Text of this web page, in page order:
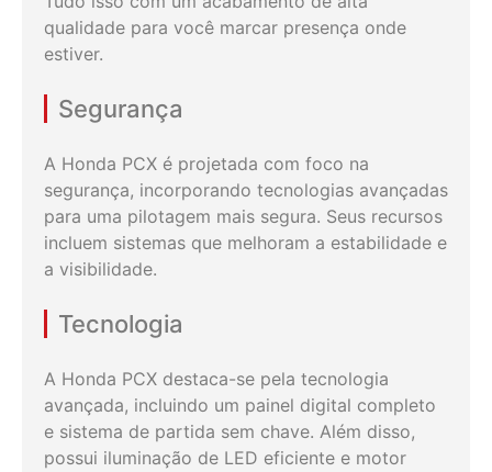
qualidade para você marcar presença onde
estiver.
Segurança
A Honda PCX é projetada com foco na
segurança, incorporando tecnologias avançadas
para uma pilotagem mais segura. Seus recursos
incluem sistemas que melhoram a estabilidade e
a visibilidade.
Tecnologia
A Honda PCX destaca-se pela tecnologia
avançada, incluindo um painel digital completo
e sistema de partida sem chave. Além disso,
possui iluminação de LED eficiente e motor